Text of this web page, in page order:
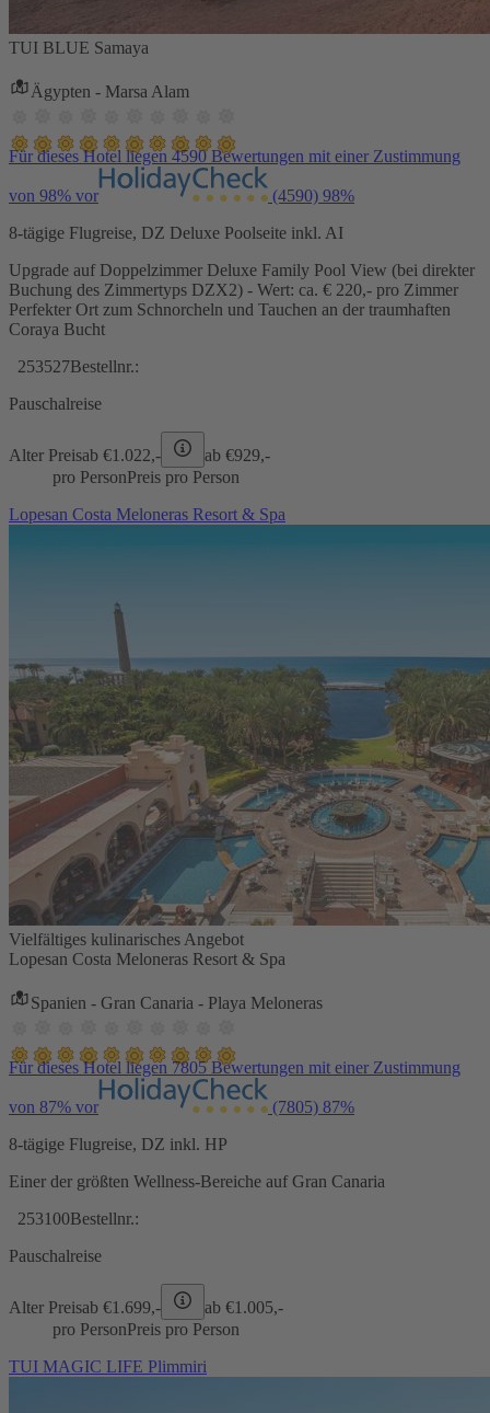
TUI BLUE Samaya
Ägypten - Marsa Alam
Für dieses Hotel liegen 4590 Bewertungen mit einer Zustimmung
von 98% vor (4590) 98%
8-tägige Flugreise, DZ Deluxe Poolseite inkl. AI
Upgrade auf Doppelzimmer Deluxe Family Pool View (bei direkter
Buchung des Zimmertyps DZX2) - Wert: ca. € 220,- pro Zimmer
Perfekter Ort zum Schnorcheln und Tauchen an der traumhaften
Coraya Bucht
253527Bestellnr.:
Pauschalreise
Alter Preisab €1.022,- ab €929,-
pro PersonPreis pro Person
Lopesan Costa Meloneras Resort & Spa
Vielfältiges kulinarisches Angebot
Lopesan Costa Meloneras Resort & Spa
Spanien - Gran Canaria - Playa Meloneras
Für dieses Hotel liegen 7805 Bewertungen mit einer Zustimmung
von 87% vor (7805) 87%
8-tägige Flugreise, DZ inkl. HP
Einer der größten Wellness-Bereiche auf Gran Canaria
253100Bestellnr.:
Pauschalreise
Alter Preisab €1.699,- ab €1.005,-
pro PersonPreis pro Person
TUI MAGIC LIFE Plimmiri